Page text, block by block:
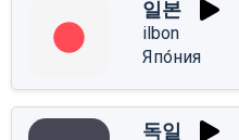
일본
ilbon
Япо́ния
독일